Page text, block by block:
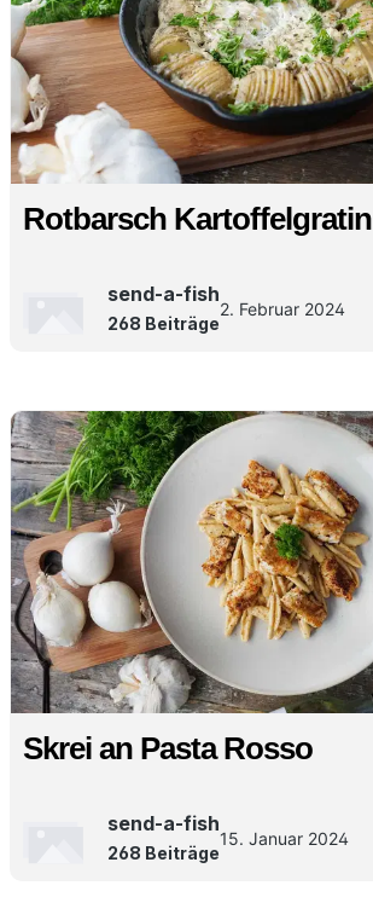
Rotbarsch Kartoffelgratin
send-a-fish
268 Beiträge
2. Februar 2024
Skrei an Pasta Rosso
send-a-fish
268 Beiträge
15. Januar 2024